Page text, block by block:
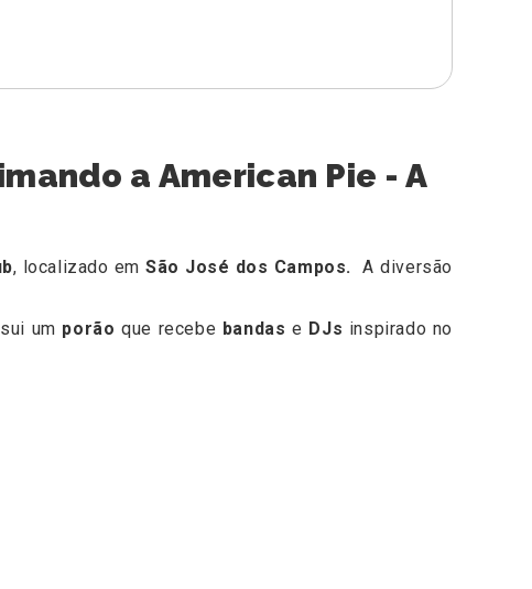
a American Pie - A
, localizado emSão José dos Campos.A diversão
um porão que recebe bandas e DJs inspirado no